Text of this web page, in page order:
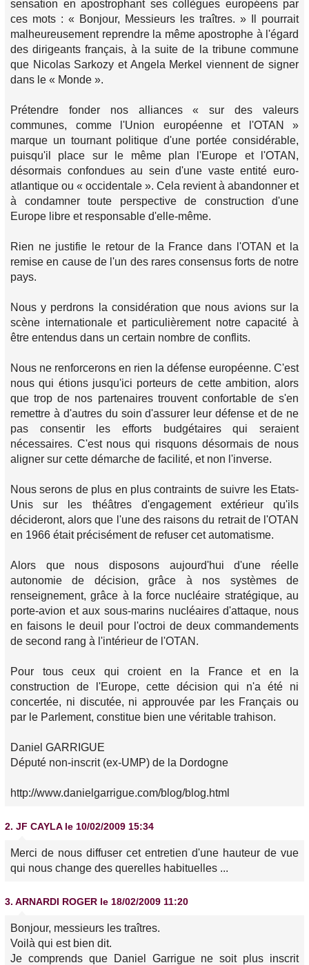
sensation en apostrophant ses collègues européens par
ces mots : « Bonjour, Messieurs les traîtres. » Il pourrait
malheureusement reprendre la même apostrophe à l'égard
des dirigeants français, à la suite de la tribune commune
que Nicolas Sarkozy et Angela Merkel viennent de signer
dans le « Monde ».
Prétendre fonder nos alliances « sur des valeurs
communes, comme l'Union européenne et l'OTAN »
marque un tournant politique d'une portée considérable,
puisqu'il place sur le même plan l'Europe et l'OTAN,
désormais confondues au sein d'une vaste entité euro-
atlantique ou « occidentale ». Cela revient à abandonner et
à condamner toute perspective de construction d'une
Europe libre et responsable d'elle-même.
Rien ne justifie le retour de la France dans l'OTAN et la
remise en cause de l'un des rares consensus forts de notre
pays.
Nous y perdrons la considération que nous avions sur la
scène internationale et particulièrement notre capacité à
être entendus dans un certain nombre de conflits.
Nous ne renforcerons en rien la défense européenne. C'est
nous qui étions jusqu'ici porteurs de cette ambition, alors
que trop de nos partenaires trouvent confortable de s'en
remettre à d'autres du soin d'assurer leur défense et de ne
pas consentir les efforts budgétaires qui seraient
nécessaires. C'est nous qui risquons désormais de nous
aligner sur cette démarche de facilité, et non l'inverse.
Nous serons de plus en plus contraints de suivre les Etats-
Unis sur les théâtres d'engagement extérieur qu'ils
décideront, alors que l'une des raisons du retrait de l'OTAN
en 1966 était précisément de refuser cet automatisme.
Alors que nous disposons aujourd'hui d'une réelle
autonomie de décision, grâce à nos systèmes de
renseignement, grâce à la force nucléaire stratégique, au
porte-avion et aux sous-marins nucléaires d'attaque, nous
en faisons le deuil pour l'octroi de deux commandements
de second rang à l'intérieur de l'OTAN.
Pour tous ceux qui croient en la France et en la
construction de l'Europe, cette décision qui n'a été ni
concertée, ni discutée, ni approuvée par les Français ou
par le Parlement, constitue bien une véritable trahison.
Daniel GARRIGUE
Député non-inscrit (ex-UMP) de la Dordogne
http://www.danielgarrigue.com/blog/blog.html
2. JF CAYLA le 10/02/2009 15:34
Merci de nous diffuser cet entretien d'une hauteur de vue
qui nous change des querelles habituelles ...
3. ARNARDI ROGER le 18/02/2009 11:20
Bonjour, messieurs les traîtres.
Voilà qui est bien dit.
Je comprends que Daniel Garrigue ne soit plus inscrit